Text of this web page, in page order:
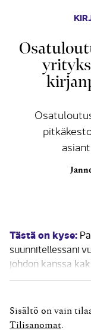
Tästä on kyse:
suunnitellessani
johdon kanssa
isoja
yrityksensä
Sisältö on vain
Tilisanomat